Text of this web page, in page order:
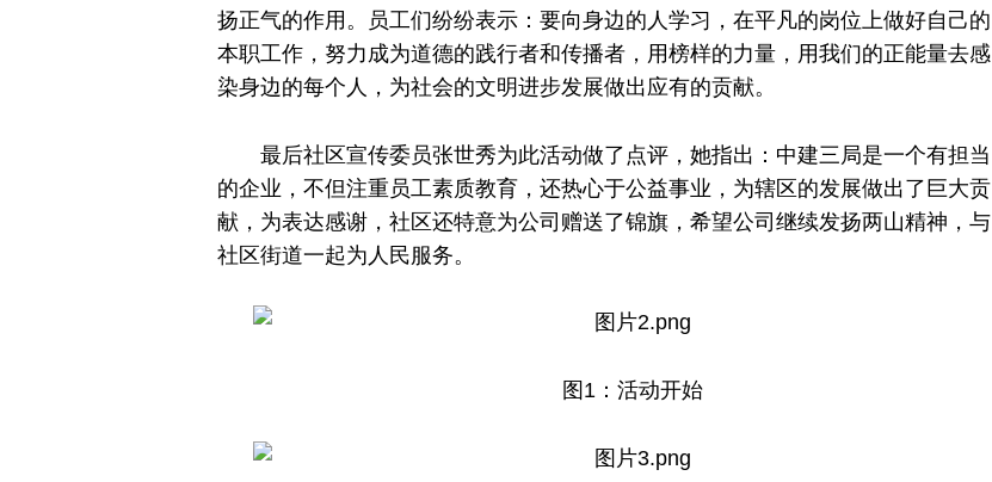
扬正气的作用。员工们纷纷表示：要向身边的人学习，在平凡的岗位上做好自己的
本职工作，努力成为道德的践行者和传播者，用榜样的力量，用我们的正能量去感
染身边的每个人，为社会的文明进步发展做出应有的贡献。
最后社区宣传委员张世秀为此活动做了点评，她指出：中建三局是一个有担当
的企业，不但注重员工素质教育，还热心于公益事业，为辖区的发展做出了巨大贡
献，为表达感谢，社区还特意为公司赠送了锦旗，希望公司继续发扬两山精神，与
社区街道一起为人民服务。
图1：活动开始